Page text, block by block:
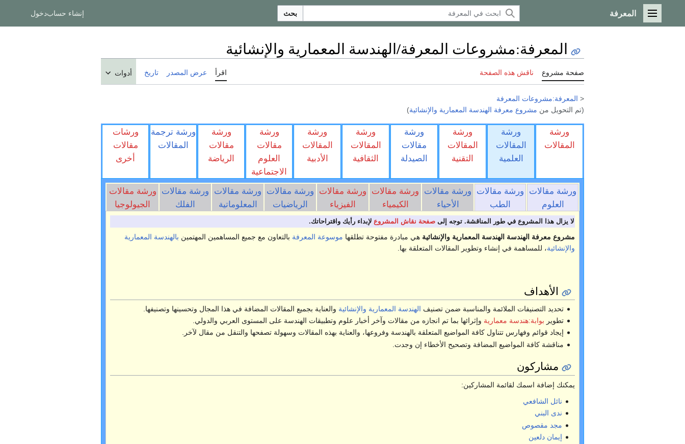
القائمة الرئيسية
المعرفة بحث إنشاء حسابدخول
المعرفة:مشروعات المعرفة/الهندسة المعمارية والإنشائية
صفحة مشروع ناقش هذه الصفحة اقرأ عرض المصدر تاريخ أدوات
< المعرفة:مشروعات المعرفة
(تم التحويل من مشروع معرفة الهندسة المعمارية والإنشائية)
ورشة
المقالات
ورشة
المقالات
العلمية
ورشة
المقالات
التقنية
ورشة
مقالات
الصيدلة
ورشة
المقالات
الثقافية
ورشة
المقالات
الأدبية
ورشة
مقالات
العلوم
الاجتماعية
ورشة
مقالات
الرياضة
ورشة ترجمة
المقالات
ورشات
مقالات
أخرى
ورشة مقالات
العلوم
ورشة مقالات
الطب
ورشة مقالات
الأحياء
ورشة مقالات
الكيمياء
ورشة مقالات
الفيزياء
ورشة مقالات
الرياضيات
ورشة مقالات
المعلوماتية
ورشة مقالات
الفلك
ورشة مقالات
الجيولوجيا
لا يزال هذا المشروع في طور المناقشة. توجه إلى صفحة نقاش المشروع لإبداء رأيك واقتراحاتك.
مشروع معرفة الهندسة الهندسة المعمارية والإنشائية هي مبادرة مفتوحة تطلقها موسوعة المعرفة بالتعاون مع جميع المساهمين المهتمين بالهندسة المعمارية
والإنشائية، للمساهمة في إنشاء وتطوير المقالات المتعلقة بها.
الأهداف
تحديد التصنيفات الملائمة والمناسبة ضمن تصنيف الهندسة المعمارية والإنشائية والعناية بجميع المقالات المضافة في هذا المجال وتحسينها وتصنيفها.
تطوير بوابة:هندسة معمارية وإثرائها بما تم انجازه من مقالات وآخر أخبار علوم وتطبيقات الهندسة على المستوى العربي والدولي.
إيجاد قوائم وفهارس تتناول كافة المواضيع المتعلقة بالهندسة وفروعها، والعناية بهذه المقالات وسهولة تصفحها والتنقل من مقال لآخر.
مناقشة كافة المواضيع المضافة وتصحيح الأخطاء إن وجدت.
مشاركون
يمكنك إضافة اسمك لقائمة المشاركين:
نائل الشافعي
ندى البني
مجد مقصوص
إيمان دلعين